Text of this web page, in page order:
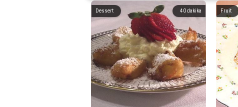
40dakika
Dessert Fruit